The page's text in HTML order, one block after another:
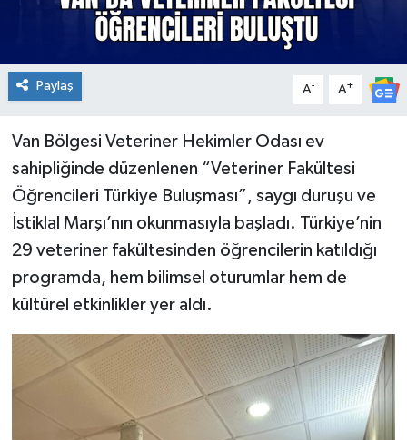
Paylaş A- A+
Van Bölgesi Veteriner Hekimler Odası ev
sahipliğinde düzenlenen “Veteriner Fakültesi
Öğrencileri Türkiye Buluşması”, saygı duruşu ve
İstiklal Marşı’nın okunmasıyla başladı. Türkiye’nin
29 veteriner fakültesinden öğrencilerin katıldığı
programda, hem bilimsel oturumlar hem de
kültürel etkinlikler yer aldı.